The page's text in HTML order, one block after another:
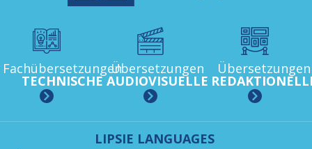
Fachübersetzungen
TECHNISCHE
Übersetzungen
AUDIOVISUELLE
Übersetzungen
LIPSIE LANGUAGES